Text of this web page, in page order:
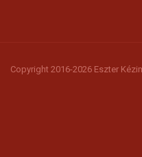
Copyright 2016-2026 Eszter